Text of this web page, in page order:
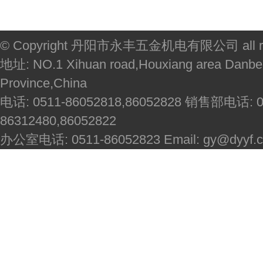
© Copyright 丹阳市永丰五金机电有限公司 all
地址: NO.1 Xihuan road,Houxiang area
Province,China
电话: 0511-86052818,86052828 销售部电话:
86312480,86052822
办公室电话: 0511-86052823 Email: